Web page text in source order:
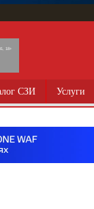
18+
СЗИ Услуги